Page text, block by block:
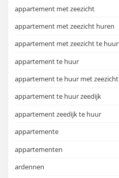
appartement met zeezicht
appartement met zeezicht huren
appartement met zeezicht te huur
appartement te huur
appartement te huur met zeezicht
appartement te huur zeedijk
appartement zeedijk te huur
appartemente
appartementen
ardennen